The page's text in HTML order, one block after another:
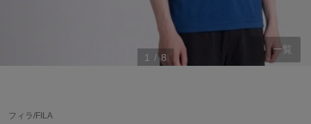
1 / 8
一覧
フィラ/FILA
ベルメゾンご優待サービスについて